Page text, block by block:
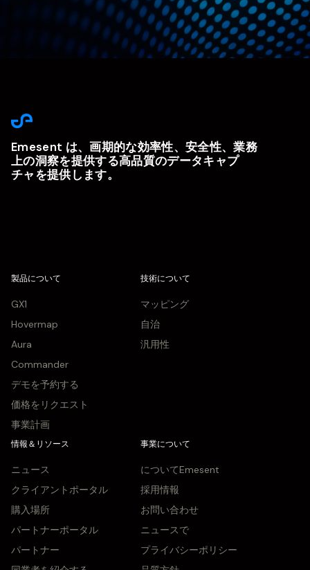
Emesent は、画期的な効率性、安全性、業務
上の洞察を提供する高品質のデータキャプ
チャを提供します。
製品について
GX1
Hovermap
Aura
Commander
デモを予約する
価格をリクエスト
事業計画
技術について
マッピング
自治
汎用性
情報＆リソース
ニュース
クライアントポータル
購入場所
パートナーポータル
パートナー
事業について
についてEmesent
採用情報
お問い合わせ
ニュースで
プライバシーポリシー